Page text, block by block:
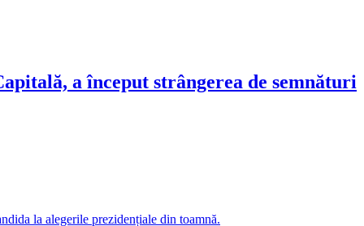
a început strângerea de semnături